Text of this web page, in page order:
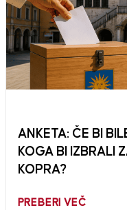
ANKETA: ČE BI
KOGA BI IZBRALI
KOPRA?
PREBERI VEČ